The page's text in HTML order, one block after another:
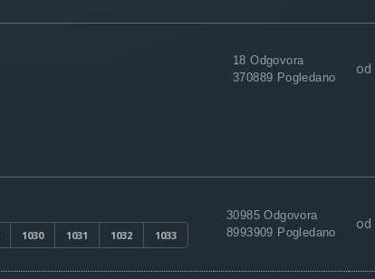
18 Odgovora
370889 Pogledano
od
1030 1031 1032 1033
30985 Odgovora
8993909 Pogledano
od